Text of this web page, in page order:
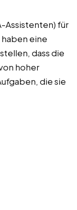
Assistenten) für
eine
dass die
hoher
die sie